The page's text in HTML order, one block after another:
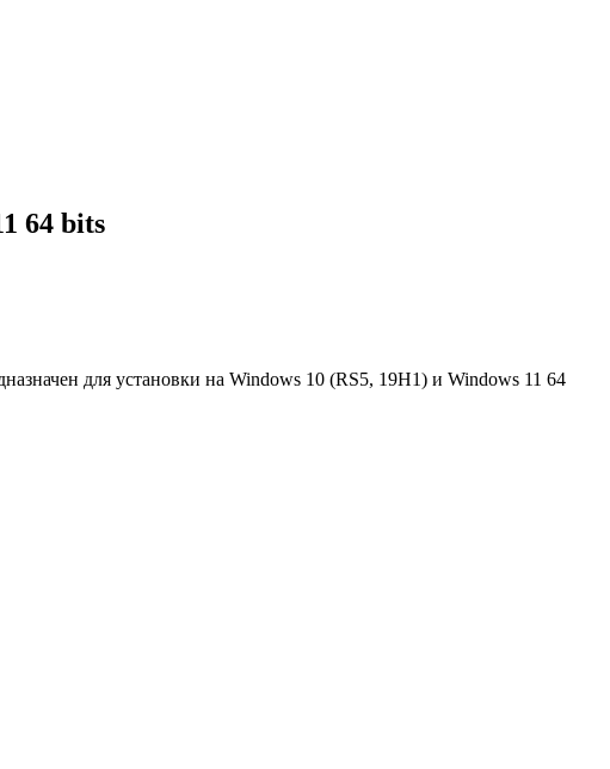
64 bits
для установки на Windows 10 (RS5, 19H1) и Windows 11 64